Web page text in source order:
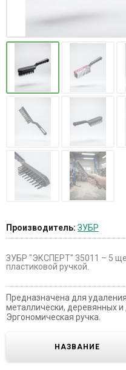
Производитель: ЗУБР
ЗУБР "ЭКСПЕРТ" 35011 – 5
пластиковой ручкой.
Предназначена для
металлически, деревянных и
Эргономическая ручка.
НАЗВАНИЕ